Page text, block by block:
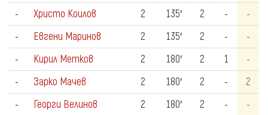
-
Христо Коилов 2 135′ 2 -
-
-
Евгени Маринов 2 135′ 2 -
-
-
Кирил Метков 2 180′ 2 1
-
-
Зарко Мачев 2 180′ 2 -
2
-
Георги Велинов 2 180′ 2 -
-